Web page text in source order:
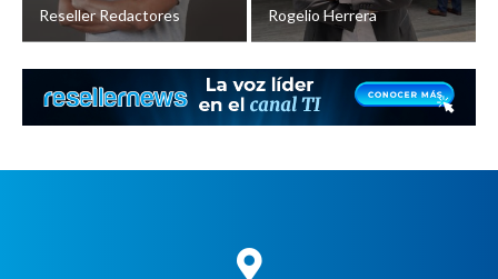
Reseller Redactores Rogelio Herrera